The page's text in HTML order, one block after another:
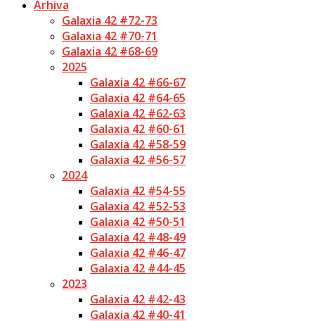
Arhiva
Galaxia 42 #72-73
Galaxia 42 #70-71
Galaxia 42 #68-69
2025
Galaxia 42 #66-67
Galaxia 42 #64-65
Galaxia 42 #62-63
Galaxia 42 #60-61
Galaxia 42 #58-59
Galaxia 42 #56-57
2024
Galaxia 42 #54-55
Galaxia 42 #52-53
Galaxia 42 #50-51
Galaxia 42 #48-49
Galaxia 42 #46-47
Galaxia 42 #44-45
2023
Galaxia 42 #42-43
Galaxia 42 #40-41